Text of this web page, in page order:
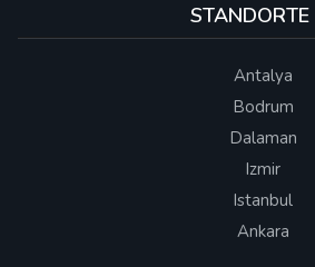
STANDORTE
Antalya
Bodrum
Dalaman
Izmir
Istanbul
Ankara